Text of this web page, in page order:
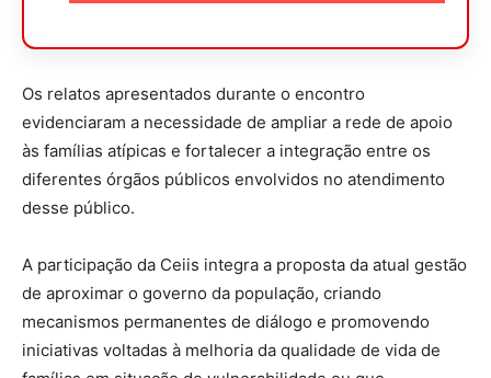
Os relatos apresentados durante o encontro
evidenciaram a necessidade de ampliar a rede de apoio
às famílias atípicas e fortalecer a integração entre os
diferentes órgãos públicos envolvidos no atendimento
desse público.
A participação da Ceiis integra a proposta da atual gestão
de aproximar o governo da população, criando
mecanismos permanentes de diálogo e promovendo
iniciativas voltadas à melhoria da qualidade de vida de